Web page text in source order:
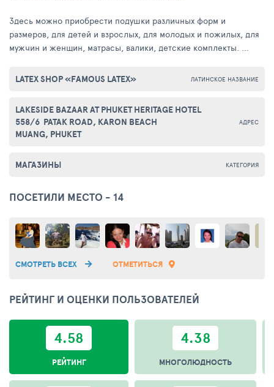
Здесь можно приобрести подушки различных форм и
размеров, для детей и взрослых, для молодых и пожилых, для
мужчин и женщин, матрасы, валики, детские комплекты.
Магазин имеет сертификат качества, подтверждающий
В магазине «Famous Latex» у Вас есть возможность прилечь на
подушки разных форм, чтобы сделать правильный выбор.
Также в магазине работает квалифицированный
помощь с профессиональным советом.
ЛАТИНСКОЕ НАЗВАНИЕ
LATEX SHOP «FAMOUS LATEX»
АДРЕС
LAKESIDE BAZAAR AT PHUKET HERITAGE HOTEL
558/6 PATAK ROAD, KARON BEACH
MUANG, PHUKET
КАТЕГОРИЯ
МАГАЗИНЫ
ПОСЕТИЛИ МЕСТО - 14
СМОТРЕТЬ ВСЕХ ОТМЕТИТЬСЯ
РЕЙТИНГ И ОЦЕНКИ ПОЛЬЗОВАТЕЛЕЙ
4.58
РЕЙТИНГ
4.38
МНОГОЛЮДНОСТЬ